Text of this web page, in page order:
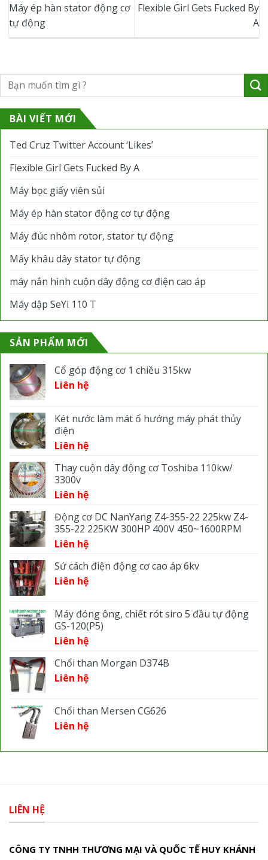
Máy ép hàn stator động cơ
tự động
Flexible Girl Gets Fucked By
A
BÀI VIẾT MỚI
Ted Cruz Twitter Account ‘Likes’
Flexible Girl Gets Fucked By A
Máy bọc giấy viên sủi
Máy ép hàn stator động cơ tự động
Máy đúc nhôm rotor, stator tự động
Mấy khâu dây stator tự động
máy nắn hình cuộn dây động cơ điện cao áp
Máy dập SeYi 110 T
SẢN PHẨM MỚI
Cổ góp động cơ 1 chiều 315kw
Liên hệ
Két nước làm mát ổ hướng máy phát thủy
điện
Liên hệ
Thay cuộn dây động cơ Toshiba 110kw/
3300v
Liên hệ
Động cơ DC NanYang Z4-355-22 225kw Z4-
355-22 225KW 300HP 400V 450~1600RPM
Liên hệ
Sứ cách điện động cơ cao áp 6kv
Liên hệ
Máy đóng ông, chiết rót siro 5 đầu tự động
GS-120(P5)
Liên hệ
Chổi than Morgan D374B
Liên hệ
Chổi than Mersen CG626
Liên hệ
LIÊN HỆ
CÔNG TY TNHH THƯƠNG MẠI VÀ QUỐC TẾ HUY KHÁNH